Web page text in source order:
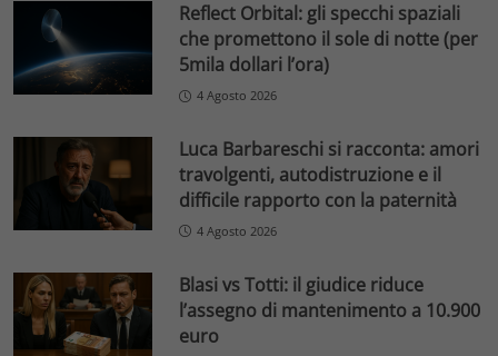
Reflect Orbital: gli specchi spaziali
che promettono il sole di notte (per
5mila dollari l’ora)
4 Agosto 2026
Luca Barbareschi si racconta: amori
travolgenti, autodistruzione e il
difficile rapporto con la paternità
4 Agosto 2026
Blasi vs Totti: il giudice riduce
l’assegno di mantenimento a 10.900
euro